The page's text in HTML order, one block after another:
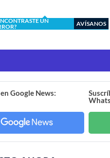
UN
AVÍSANOS
Google News: